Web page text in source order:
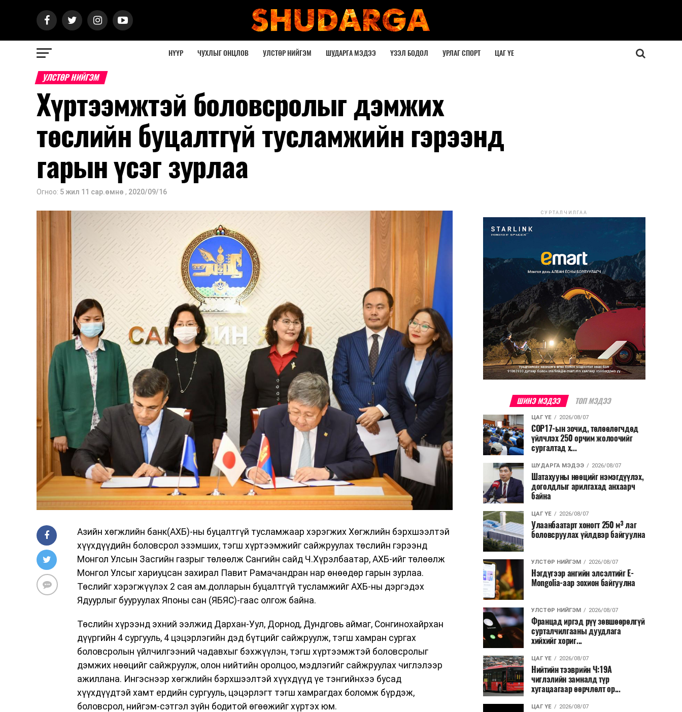
НҮҮР ЧУХЛЫГ ОНЦЛОВ УЛСТӨР НИЙГЭМ ШУДАРГА МЭДЭЭ ҮЗЭЛ БОДОЛ УРЛАГ СПОРТ ЦАГ ҮЕ
УЛСТӨР НИЙГЭМ
Хүртээмжтэй боловсролыг дэмжих
төслийн буцалтгүй тусламжийн гэрээнд
гарын үсэг зурлаа
Огноо: 5 жил 11 сар.өмнө , 2020/09/16
Азийн хөгжлийн банк(АХБ)-ны буцалтгүй тусламжаар хэрэгжих Хөгжлийн бэрхшээлтэй
хүүхдүүдийн боловсрол эзэмших, тэгш хүртээмжийг сайжруулах төслийн гэрээнд
Монгол Улсын Засгийн газрыг төлөөлж Сангийн сайд Ч.Хүрэлбаатар, АХБ-ийг төлөөлж
Монгол Улсыг хариуцсан захирал Павит Рамачандран нар өнөөдөр гарын зурлаа.
Төслийг хэрэгжүүлэх 2 сая ам.долларын буцалтгүй тусламжийг АХБ-ны дэргэдэх
Ядуурлыг бууруулах Японы сан (ЯБЯС)-гаас олгож байна.
Төслийн хүрээнд эхний ээлжид Дархан-Уул, Дорнод, Дундговь аймаг, Сонгинохайрхан
дүүргийн 4 сургууль, 4 цэцэрлэгийн дэд бүтцийг сайжруулж, тэгш хамран сургах
боловсролын үйлчилгээний чадавхыг бэхжүүлэн, тэгш хүртээмжтэй боловсролыг
дэмжих нөөцийг сайжруулж, олон нийтийн оролцоо, мэдлэгийг сайжруулах чиглэлээр
ажиллана. Ингэснээр хөгжлийн бэрхшээлтэй хүүхдүүд үе тэнгийнхээ бусад
хүүхдүүдтэй хамт ердийн сургууль, цэцэрлэгт тэгш хамрагдах боломж бүрдэж,
боловсрол, нийгэм-сэтгэл зүйн бодитой өгөөжийг хүртэх юм.
СУРТАЛЧИЛГАА
ШИНЭ МЭДЭЭ ТОП МЭДЭЭ
ЦАГ ҮЕ 2026/08/07
COP17-ын зочид, төлөөлөгчдөд
үйлчлэх 250 орчим жолоочийг
сургалтад х...
ШУДАРГА МЭДЭЭ 2026/08/07
Шатахууны нөөцийг нэмэгдүүлэх,
доголдлыг арилгахад анхаарч
байна
ЦАГ ҮЕ 2026/08/07
Улаанбаатарт хоногт 250 м³ лаг
боловсруулах үйлдвэр байгуулна
УЛСТӨР НИЙГЭМ 2026/08/07
Нэгдүгээр ангийн элсэлтийг E-
Mongolia-аар зохион байгуулна
УЛСТӨР НИЙГЭМ 2026/08/07
Францад иргэд рүү зөвшөөрөлгүй
сурталчилгааны дуудлага
хийхийг хориг...
ЦАГ ҮЕ 2026/08/07
Нийтийн тээврийн Ч:19А
чиглэлийн замналд түр
хугацаагаар өөрчлөлт ор...
ЦАГ ҮЕ 2026/08/07